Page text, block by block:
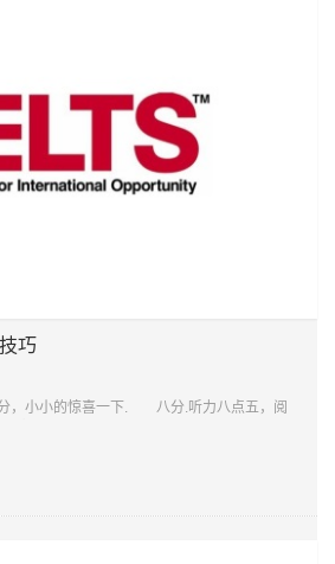
巧
小小的惊喜一下. 八分.听力八点五，阅
里讲的，不仅仅是关于考试，还有一些关于平